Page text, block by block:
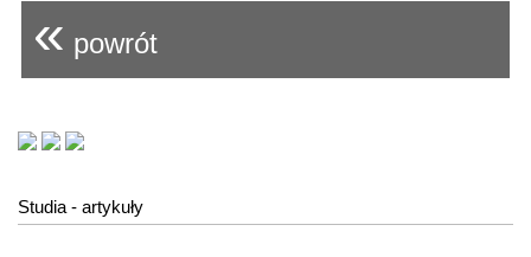
« powrót
Studia - artykuły